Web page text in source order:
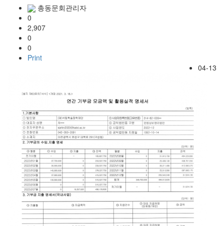
총동문회관리자
0
2,907
0
0
Print
04-13